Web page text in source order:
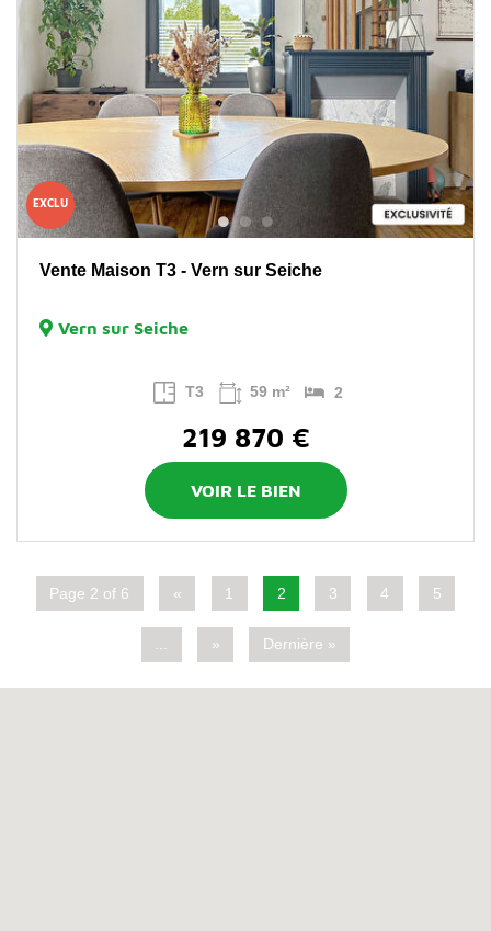
EXCLU
Vente Maison T3 - Vern sur Seiche
Vern sur Seiche
T3 59 m² 2
219 870 €
VOIR LE BIEN
Page 2 of 6 « 1 2 3 4 5
... » Dernière »